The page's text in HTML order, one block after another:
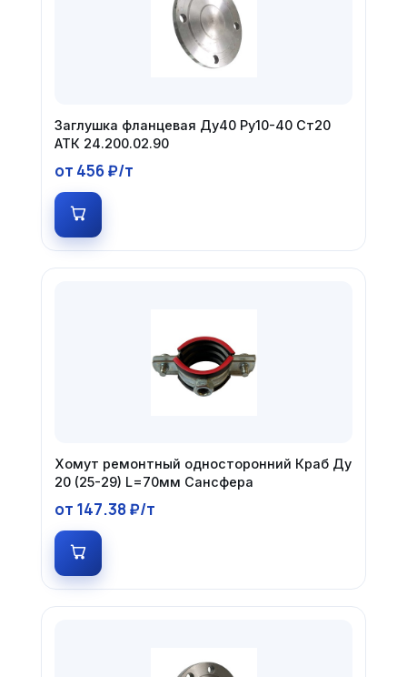
Заглушка фланцевая Ду40 Ру10-40 Ст20
АТК 24.200.02.90
от 456 ₽/т
Хомут ремонтный односторонний Краб Ду
20 (25-29) L=70мм Сансфера
от 147.38 ₽/т